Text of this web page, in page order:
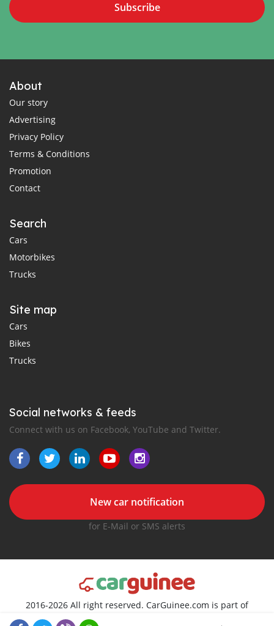
Subscribe
About
Our story
Advertising
Privacy Policy
Terms & Conditions
Promotion
Contact
Search
Cars
Motorbikes
Trucks
Site map
Cars
Bikes
Trucks
Social networks & feeds
Connect with us on Facebook, YouTube and Twitter.
New car notification
for E-Mail or SMS alerts
2016-2026 All right reserved. CarGuinee.com is part of
, the leading automotive classifieds platforms in